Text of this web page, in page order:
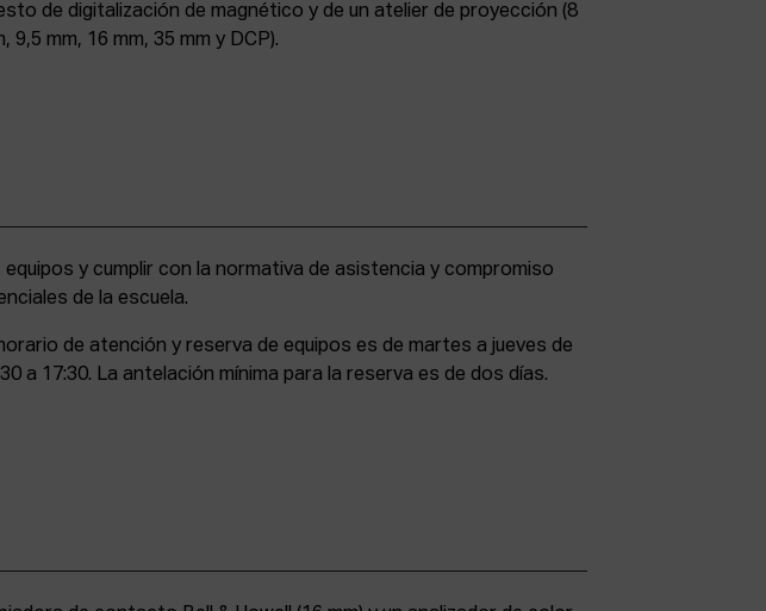
9,5 mm, 16 mm, 35 mm y DCP).
de la escuela.
de atención y reserva de equipos es de martes a jueves de
a 17:30. La antelación mínima para la reserva es de dos días.